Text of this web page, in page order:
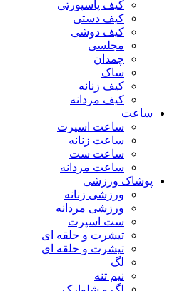
کیف پاسپورتی
کیف دستی
کیف دوشی
مجلسی
چمدان
ساک
کیف زنانه
کیف مردانه
ساعت
ساعت اسپرت
ساعت زنانه
ساعت ست
ساعت مردانه
پوشاک ورزشی
ورزشی زنانه
ورزشی مردانه
ست اسپرت
تیشرت و حلقه ای
تیشرت و حلقه ای
لگ
نیم تنه